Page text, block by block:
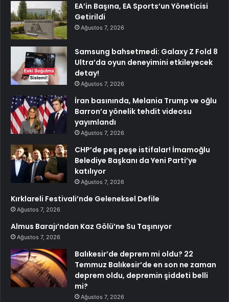
EA’in Başına, EA Sports’un Yöneticisi
Getirildi
Ağustos 7, 2026
Samsung bahsetmedi: Galaxy Z Fold 8
Ultra’da oyun deneyimini etkileyecek
detay!
Ağustos 7, 2026
İran basınında, Melania Trump ve oğlu
Barron’a yönelik tehdit videosu
yayımlandı
Ağustos 7, 2026
CHP’de peş peşe istifalar! İmamoğlu
Belediye Başkanı da Yeni Parti’ye
katılıyor
Ağustos 7, 2026
Kırklareli Festivali’nde Geleneksel Defile
Ağustos 7, 2026
Almus Barajı’ndan Kaz Gölü’ne Su Taşınıyor
Ağustos 7, 2026
Balıkesir’de deprem mi oldu? 22
Temmuz Balıkesir’de en son ne zaman
deprem oldu, depremin şiddeti belli
mi?
Ağustos 7, 2026